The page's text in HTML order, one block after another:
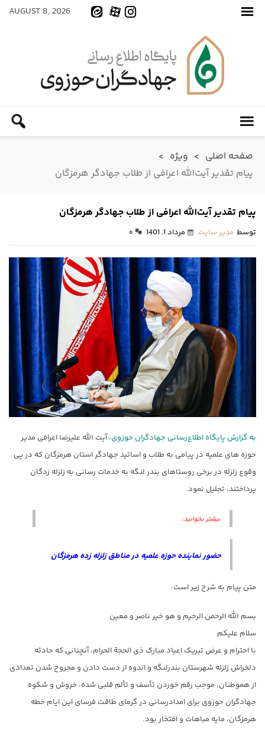
AUGUST 8, 2026
صفحه اصلی > ویژه >
پیام تقدیر آیت‌الله اعرافی از طلاب جهادگر هرمزگان
پیام تقدیر آیت‌الله اعرافی از طلاب جهادگر هرمزگان
توسط مدیر سایت مرداد 1, 1401 ۰
به گزارش پایگاه اطلاع‌رسانی جهادگران حوزوی،آیت الله علیرضا اعرافی مدیر
حوزه های علمیه در پیامی به طلاب و اساتید جهادگر استان هرمزگان که در پی
وقوع زلزله در برخی روستاهای بندر لنگه به خدمات رسانی به زلزله زدگان
پرداختند، تجلیل نمود.
بیشتر بخوانید:
حضور نماینده حوزه علمیه در مناطق زلزله زده هرمزگان
متن پیام به شرح زیر است:
بسم الله الرحمن الرحيم و هو خير ناصر و معین
سلام علیکم
با احترام و عرض تبریک اعیاد مبارک ذی الحجة الحرام، آنچنانی که حادثه
دلخراش زلزله شهرستان بندرلنگه و اندوه از دست دادن و مجروح شدن تعدادی
از هموطنان، موجب رقم خوردن تأسف و تألم قلبی شده، خروش و شکوه
جهادگران حوزوی برای امدادرسانی در گرمای طاقت فرسای این ایام خطه
هرمزگان، مایه مباهات و افتخار بود.